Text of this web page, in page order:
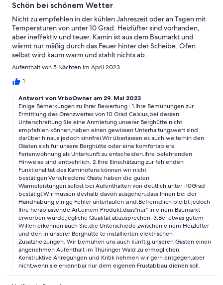
Schön bei schönem Wetter
Nicht zu empfehlen in der kühlen Jahreszeit oder an Tagen mit
Temperaturen von unter 10 Grad. Heizlüfter sind vorhanden,
aber ineffektiv und teuer. Kamin ist aus dem Baumarkt und
wärmt nur mäßig durch das Feuer hinter der Scheibe. Ofen
selbst wird kaum warm und stahlt nichts ab.
Aufenthalt von 5 Nächten im April 2023
1
Antwort von VrboOwner am 29. Mai 2023
Einige Bemerkungen zu Ihrer Bewertung : 1.Ihre Bemühungen zur
Ermittlung des Grenzwertes von 10 Grad Celsius,bei dessen
Unterschreitung Sie eine Anmietung unserer Berghütte nicht
empfehlen können,haben einen gewissen Unterhaltungswert sind
darüber hinaus jedoch sinnfrei.Wir überlassen es auch weiterhin den
Gästen sich für unsere Berghütte oder eine komfortablere
Ferienwohnung als Unterkunft zu entscheiden.Ihre belehrenden
Hinweise sind entbehrlich. 2.Ihre Einschätzung zur fehlenden
Funktionalität des Kaminofens können wir nicht
bestätigen.Verschiedene Gäste haben die guten
Wärmeleistungen,selbst bei Aufenthalten von deutlich unter -10Grad
bestätigt.Wir müssen deshalb davon ausgehen,dass Ihnen bei der
Handhabung einige Fehler unterlaufen sind.Befremdlich bleibt jedoch
Ihre herablassende Art,einem Produkt,dass"nur" in einem Baumarkt
erworben wurde,jegliche Qualität abzusprechen. 3.Bei etwas gutem
Willen erkennen auch Sie,die Unterschiede zwischen einem Heizlüfter
und den in unserer Berghütte te installierten elektrischen
Zusatzheizungen. Wir bemühen uns auch künftig,unseren Gästen einen
angenehmen Aufenthalt im Thüringer Wald zu ermöglichen.
Konstruktive Anregungen und Kritik nehmen wir gern entgegen,aber
nicht,wenn sie erkennbar nur dem eigenen Frustabbau dienen soll.